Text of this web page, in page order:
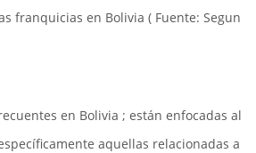
franquicias en Bolivia ( Fuente: Segun
en Bolivia ; están enfocadas al
aquellas relacionadas a